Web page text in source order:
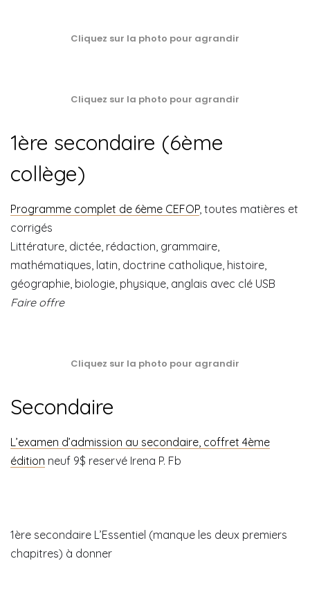
Cliquez sur la photo pour agrandir
Cliquez sur la photo pour agrandir
1ère secondaire (6ème
collège)
Programme complet de 6ème CEFOP, toutes matières et
corrigés
Littérature, dictée, rédaction, grammaire,
mathématiques, latin, doctrine catholique, histoire,
géographie, biologie, physique, anglais avec clé USB
Faire offre
Cliquez sur la photo pour agrandir
Secondaire
L’examen d’admission au secondaire, coffret 4ème
édition neuf 9$ reservé Irena P. Fb
1ère secondaire L’Essentiel (manque les deux premiers
chapitres) à donner